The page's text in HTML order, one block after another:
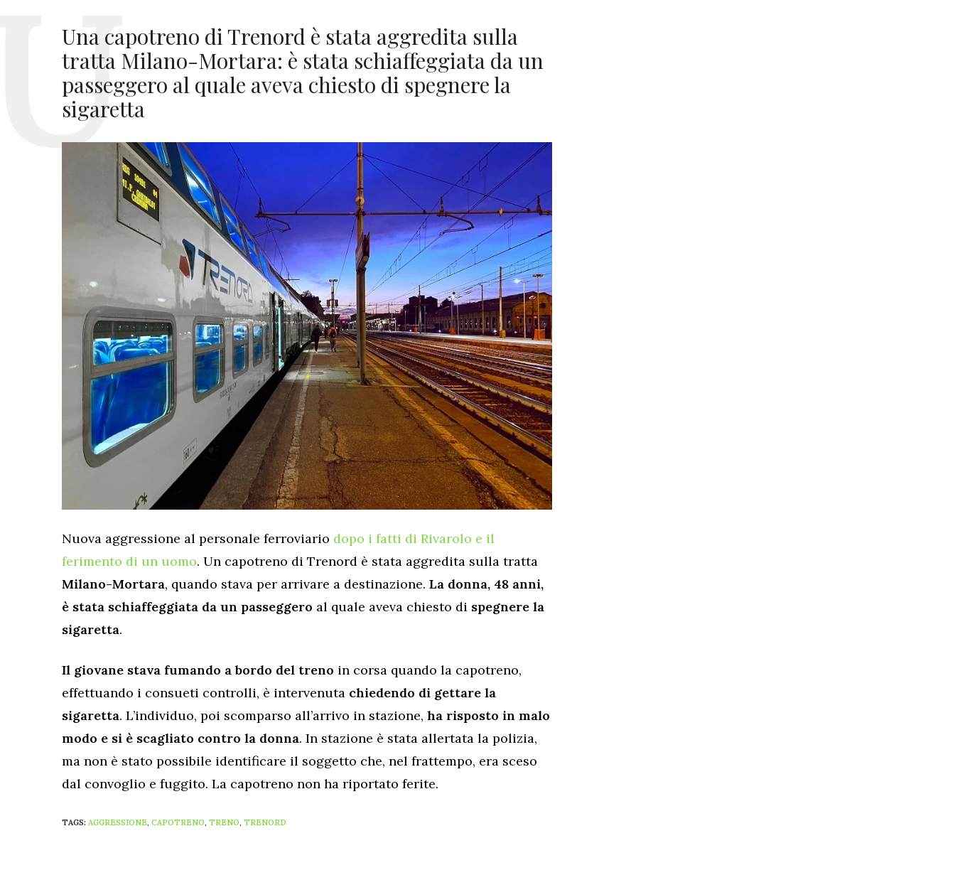
Una capotreno di Trenord è stata aggredita sulla
tratta Milano-Mortara: è stata schiaffeggiata da un
passeggero al quale aveva chiesto di spegnere la
sigaretta
Nuova aggressione al personale ferroviario dopo i fatti di Rivarolo e il
ferimento di un uomo. Un capotreno di Trenord è stata aggredita sulla tratta
Milano-Mortara, quando stava per arrivare a destinazione. La donna, 48 anni,
è stata schiaffeggiata da un passeggero al quale aveva chiesto di spegnere la
sigaretta.
Il giovane stava fumando a bordo del treno in corsa quando la capotreno,
effettuando i consueti controlli, è intervenuta chiedendo di gettare la
sigaretta. L’individuo, poi scomparso all’arrivo in stazione, ha risposto in malo
modo e si è scagliato contro la donna. In stazione è stata allertata la polizia,
ma non è stato possibile identificare il soggetto che, nel frattempo, era sceso
dal convoglio e fuggito. La capotreno non ha riportato ferite.
TAGS: AGGRESSIONE, CAPOTRENO, TRENO, TRENORD